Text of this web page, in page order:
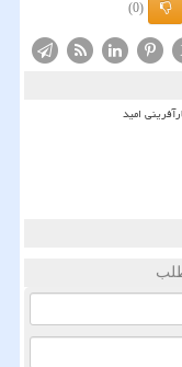
(0)
امید